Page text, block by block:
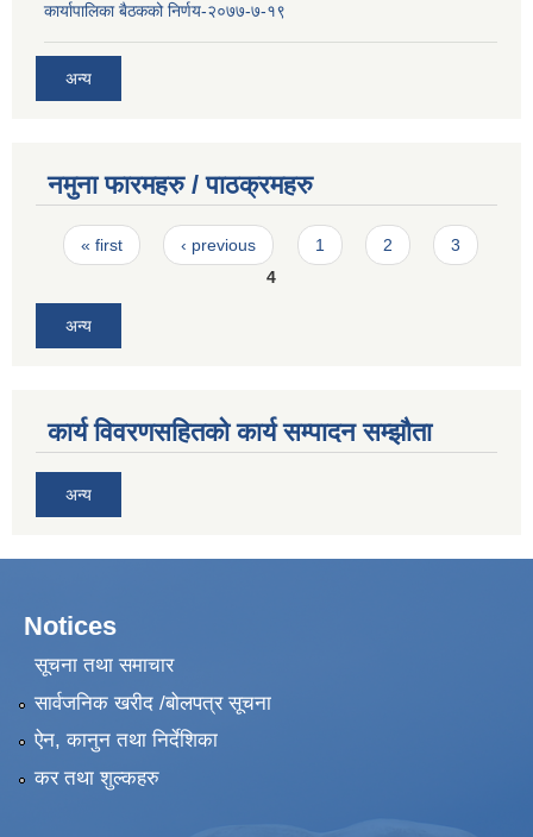
कार्यापालिका बैठकको निर्णय-२०७७-७-१९
अन्य
नमुना फारमहरु / पाठक्रमहरु
Pages
« first ‹ previous 1 2
3
4
अन्य
कार्य विवरणसहितको कार्य सम्पादन सम्झौता
अन्य
Notices
सूचना तथा समाचार
सार्वजनिक खरीद /बोलपत्र सूचना
ऐन, कानुन तथा निर्देशिका
कर तथा शुल्कहरु